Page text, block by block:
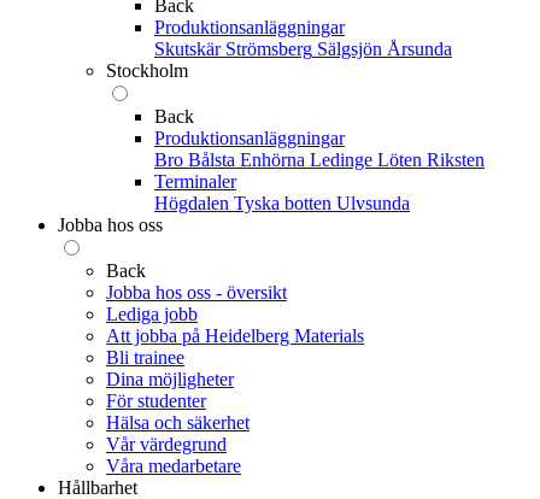
Back
Produktionsanläggningar
Skutskär Strömsberg Sälgsjön Årsunda
Stockholm
Back
Produktionsanläggningar
Bro Bålsta Enhörna Ledinge Löten Riksten
Terminaler
Högdalen Tyska botten Ulvsunda
Jobba hos oss
Back
Jobba hos oss - översikt
Lediga jobb
Att jobba på Heidelberg Materials
Bli trainee
Dina möjligheter
För studenter
Hälsa och säkerhet
Vår värdegrund
Våra medarbetare
Hållbarhet